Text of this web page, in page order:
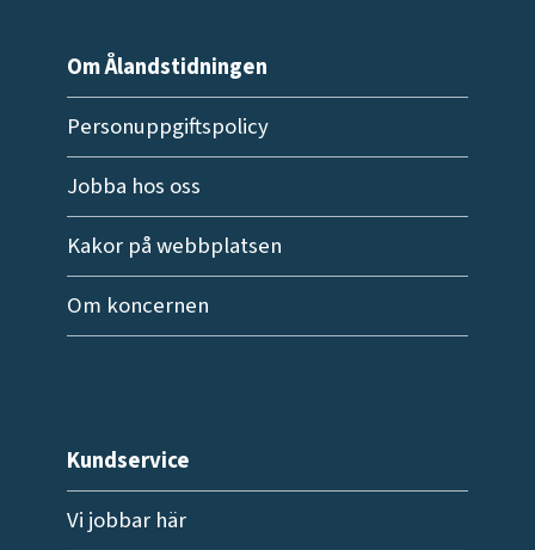
Om Ålandstidningen
Personuppgiftspolicy
Jobba hos oss
Kakor på webbplatsen
Om koncernen
Kundservice
Vi jobbar här